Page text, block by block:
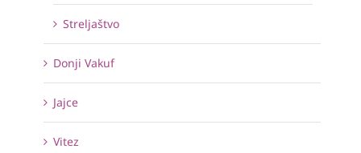
Streljaštvo
Donji Vakuf
Jajce
Vitez